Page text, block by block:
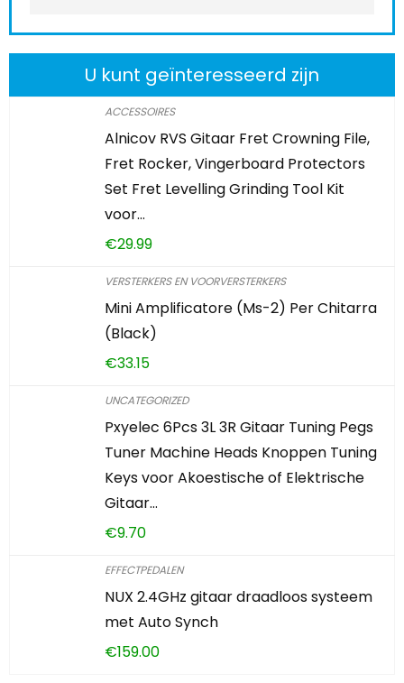
U kunt geïnteresseerd zijn
ACCESSOIRES
Alnicov RVS Gitaar Fret Crowning File,
Fret Rocker, Vingerboard Protectors
Set Fret Levelling Grinding Tool Kit
voor…
€29.99
VERSTERKERS EN VOORVERSTERKERS
Mini Amplificatore (Ms-2) Per Chitarra
(Black)
€33.15
UNCATEGORIZED
Pxyelec 6Pcs 3L 3R Gitaar Tuning Pegs
Tuner Machine Heads Knoppen Tuning
Keys voor Akoestische of Elektrische
Gitaar…
€9.70
EFFECTPEDALEN
NUX 2.4GHz gitaar draadloos systeem
met Auto Synch
€159.00